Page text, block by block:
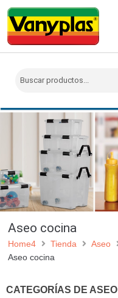
Aseo cocina
Home4 Tienda
Aseo
Aseo cocina
CATEGORÍAS DE ASEO